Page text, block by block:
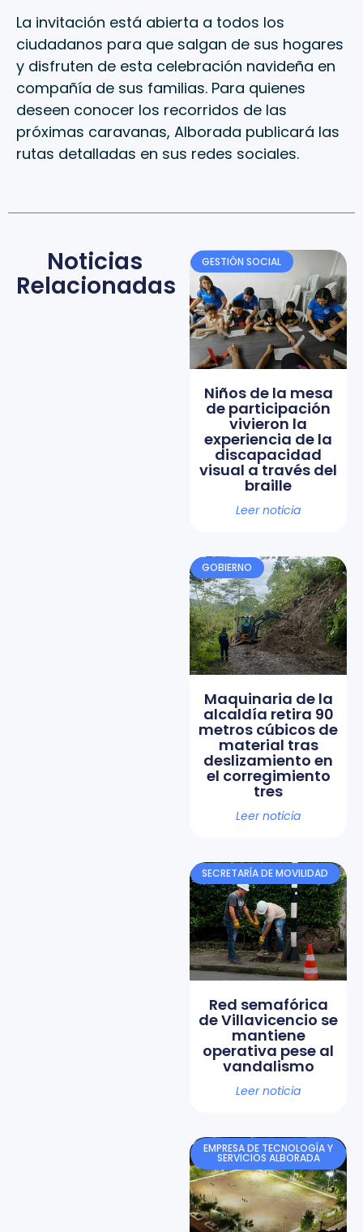
La invitación está abierta a todos los
ciudadanos para que salgan de sus hogares
y disfruten de esta celebración navideña en
compañía de sus familias. Para quienes
deseen conocer los recorridos de las
próximas caravanas, Alborada publicará las
rutas detalladas en sus redes sociales.
Noticias
Relacionadas
GESTIÓN SOCIAL
Niños de la mesa
de participación
vivieron la
experiencia de la
discapacidad
visual a través del
braille
Leer noticia
GOBIERNO
Maquinaria de la
alcaldía retira 90
metros cúbicos de
material tras
deslizamiento en
el corregimiento
tres
Leer noticia
SECRETARÍA DE MOVILIDAD
Red semafórica
de Villavicencio se
mantiene
operativa pese al
vandalismo
Leer noticia
EMPRESA DE TECNOLOGÍA Y
SERVICIOS ALBORADA